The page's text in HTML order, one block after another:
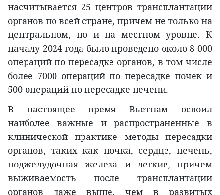
насчитывается 25 центров трансплантации
органов по всей стране, причем не только на
центральном, но и на местном уровне. К
началу 2024 года было проведено около 8 000
операций по пересадке органов, в том числе
более 7000 операций по пересадке почек и
500 операций по пересадке печени.
В настоящее время Вьетнам освоил
наиболее важные и распространенные в
клинической практике методы пересадки
органов, таких как почка, сердце, печень,
поджелудочная железа и легкие, причем
выживаемость после трансплантации
органов даже выше, чем в развитых